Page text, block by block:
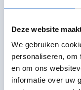
Deze website
We gebruiken
personaliseren, om
en om ons
informatie over uw
Ga
Mail met
Je krijgt